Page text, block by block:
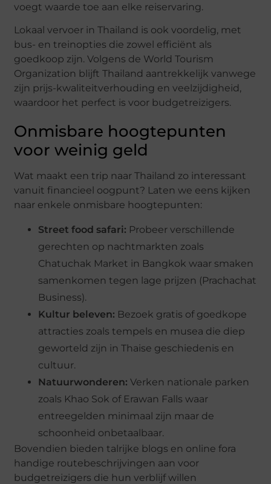
voegt waarde toe aan elke reiservaring.
Lokaal vervoer in Thailand is ook voordelig, met
bus- en treinopties die zowel efficiënt als
goedkoop zijn. Volgens de World Tourism
Organization blijft Thailand aantrekkelijk vanwege
zijn prijs-kwaliteitverhouding en veelzijdigheid,
waardoor het perfect is voor budgetreizigers.
Onmisbare hoogtepunten
voor weinig geld
Wat maakt een trip naar Thailand zo interessant
vanuit financieel oogpunt? Laten we eens kijken
naar enkele onmisbare hoogtepunten:
Street food safari: Probeer verschillende
gerechten op nachtmarkten zoals
Chatuchak Market in Bangkok waar smaken
samenkomen tegen lage prijzen (Prachachat
Business).
Kultur beleven: Bezoek gratis of goedkope
attracties zoals tempels en musea die diep
geworteld zijn in Thaise geschiedenis en
cultuur.
Natuurwonderen: Verken nationale parken
zoals Khao Sok of Erawan Falls waar
entreegelden minimaal zijn maar de
schoonheid onbetaalbaar.
Bovendien bieden talrijke blogs en online fora
handige routebeschrijvingen aan voor
budgetreizigers die hun verblijf willen